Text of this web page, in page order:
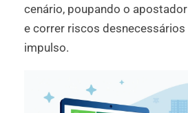
cenário, poupando o
e correr riscos
impulso.